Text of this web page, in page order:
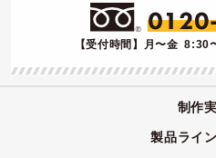
【受付時間】月〜金 8:30
制作
製品ライ